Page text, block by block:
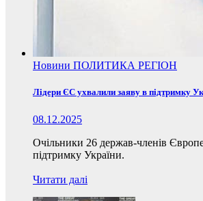
Новини ПОЛИТИКА РЕГІОН
Лідери ЄС ухвалили заяву в підтримку
08.12.2025
Очільники 26 держав-членів
підтримку України.
Читати далі